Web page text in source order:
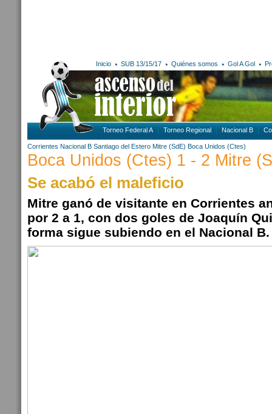
Inicio SUB 13/15/17 Quiénes somos Gol A Gol
Torneo Federal A Torneo Regional Nacional B
Corrientes Nacional B Santiago del Estero Mitre (SdE) Boca Unidos (Ctes)
Boca Unidos (Ctes) 1 - 2 Mitre
Se acabó el maleficio
Mitre ganó de visitante en Corrientes
por 2 a 1, con dos goles de Joaquín
forma sigue subiendo en el Nacional B.